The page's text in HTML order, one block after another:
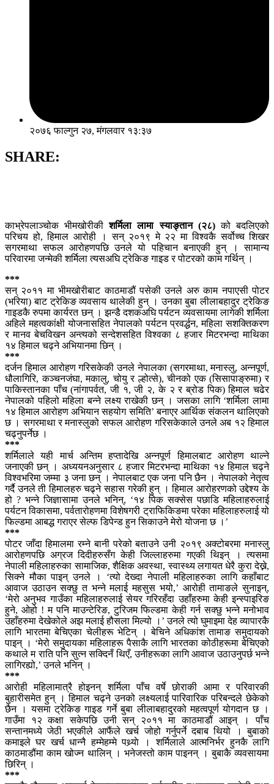
२०७६ फाल्गुन २७, मंगलवार १३:३७
SHARE:
काभ्रेपलाञ्चोक भीमखोरीकीशर्मिला लामा स्याङ्तान (२८)को बदलिएको
परिचय हो, हिमाल आरोही । सन् २०१९ मे २२ मा विश्वकै सर्वोच्च शिखर
सगरमाथा सफल आरोहणपछि उनले यो पहिचान बनाएकी हुन् । सामान्य
परिवारमा जन्मेकी शर्मिला त्यसअघि ट्रेकिङ गाइड र पोटरको काम गर्थिन् ।
***
सन् २०११ मा भीमखोरीबाट काठमाडौं पसेकी उनले अरु काम नपाएसी पोटर
(भरिया) बाट ट्रेकिङ व्यवसाय थालेकी हुन् । उनका बुबा लीलाबहादुर ट्रेकिङ
गाइडकै रुपमा कार्यरत छन् । झन्डै दशकअघि पर्यटन व्यवसायमा लागेकी शर्मिला
अहिले महत्वकांक्षी योजनासहित नेपालको पर्यटन प्रवर्द्धन, महिला सशक्तिकरण
र मानव बेचविखन अन्त्यको सन्देशसहित विश्वका ८ हजार मिटरभन्दा माथिका
१४ हिमाल चढ्ने अभियानमा छिन् ।
***
दर्जन हिमाल आरोहण गरिसकेकी उनले नेपालका (सगरमाथा, मनास्लु, अन्नपूर्ण,
धौलागिरि, कञ्चनजंघा, मकालु, चोयु र ल्होत्से), चीनको एक (सिसापाङ्रुमा) र
पाकिस्तानका पाँच (नांगापर्वत, जी १, जी २, के २ र ब्रोड पिक) हिमाल चढेर
नेपालको पहिलो महिला बन्ने लक्ष्य राखेकी छन् । जसका लागि ‘शर्मिला लामा
१४ हिमाल आरोहण अभियान सहयोग समिति’ बनाएर आर्थिक संकलन थालिएको
छ । सगरमाथा र मनास्लुको सफल आरोहण गरिसकेकाले उनले अब १२ हिमाल
चढ्नुपर्नेछ ।
***
शर्मिलाले यही मार्च अन्तिम हप्तादेखि अन्नपूर्ण हिमालबाट आरोहण थाल्ने
जनाएकी छन् । अध्ययनअनुसार ८ हजार मिटरभन्दा माथिका १४ हिमाल चढ्ने
विश्वभरिमा जम्मा ३ जना छन् । नेपालबाट एक जना पनि छैन । नेपालको नेतृत्व
गर्दै उनले ती हिमालहरु चढ्ने सहास गरेकी हुन् । हिमाल आरोहरणको उद्देश्य के
हो ? भन्ने जिज्ञासामा उनले भनिन्, ‘१४ पिक सक्सेस पछाडि महिलाहरुलाई
पर्यटन विकासमा, पर्वतारोहणमा विशेषगरी ट्राफिकिङमा परेका महिलाहरुलाई यो
फिल्डमा आबद्ध गराएर सेल्फ डिपेन्ड हुन सिकाउने मेरो योजना छ ।’
***
पोटर जाँदा हिमालमा रम्ने बानी परेको बताउने उनी २०१९ अक्टोबरमा मनास्लु
आरोहणपछि अग्रज दिदीहरुसँग केही जिल्लाहरुमा गएकी थिइन् । त्यसमा
नेपाली महिलाहरुका सामाजिक, शैक्षिक अवस्था, स्वास्थ्य लगायत धेरै कुरा देख्ने,
सिक्ने मौका पाइन् उनले । ‘त्यो देख्दा नेपाली महिलाहरुका लागि कहाँबाट
आवाज उठाउन सक्छु त भन्ने मलाई महसुस भयो,’ आरोही तामाङले सुनाइन्,
‘मेरो अनुभव गाउँका महिलाहरुलाई सेयर गरिरहँदा उहाँहरुमा केही इन्स्पाइरिङ
हुने, ओहो ! म पनि माउन्टेरिङ, टुरिजम फिल्डमा केही गर्न सक्छु भन्ने मनोभाव
उहाँहरुमा देखेकोले अझ मलाई हौसला मिल्यो ।’ उनले त्यो घुमाइमा देह व्यापारकै
लागि भारतमा बेचिएका चेलीहरू भेटिन् । बेचिने अधिकांश तामाङ समुदायको
पाइन् । ‘मेरो समुदायका महिलाहरू पैसाकै लागि भारतका कोठीहरूमा बेचिएको
कथाले म राति पनि सुत्न सक्दिनँ थिएँ, उनीहरूका लागि आवाज उठाउनुपर्छ भन्ने
लागिरह्यो,’ उनले भनिन् ।
***
आरोही महिलामात्रै होइनन् शर्मिला पाँच वर्षे छोराकी आमा र परिवारकी
बुहारीसमेत हुन् । हिमाल चढ्ने उनको लक्ष्यलाई पारिवारिक परिबन्दले छेकेको
छैन । यसमा ट्रेकिङ गाइड गर्ने बुबा लीलाबहादुरको महत्वपूर्ण योगदान छ ।
गाउँमा १२ कक्षा सकेपछि उनी सन् २०११ मा काठमाडौं आइन् । पाँच
सन्तानमध्ये जेठी भएकीले आफैंले खर्च जोहो गर्नुपर्ने दबाब थियो । बुबाको
कमाइले घर खर्च धान्नै हम्मेहम्मे पथ्र्याे । शर्मिलाले आत्मनिर्भर हुनकै लागि
काठमाडौंमा काम खोज्न थालिन् । भनेजस्तो काम पाइनन् । बुबाकै व्यवसायमा
छिरिन् ।
***